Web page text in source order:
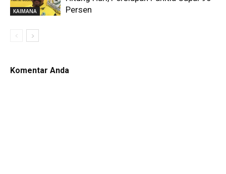
KAIMANA
Persen
Komentar Anda